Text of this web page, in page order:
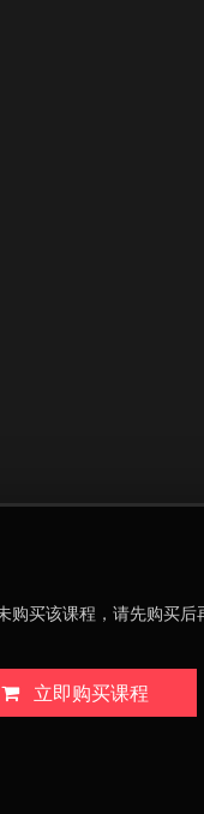
购买该课程，请先购买后
立即购买课程